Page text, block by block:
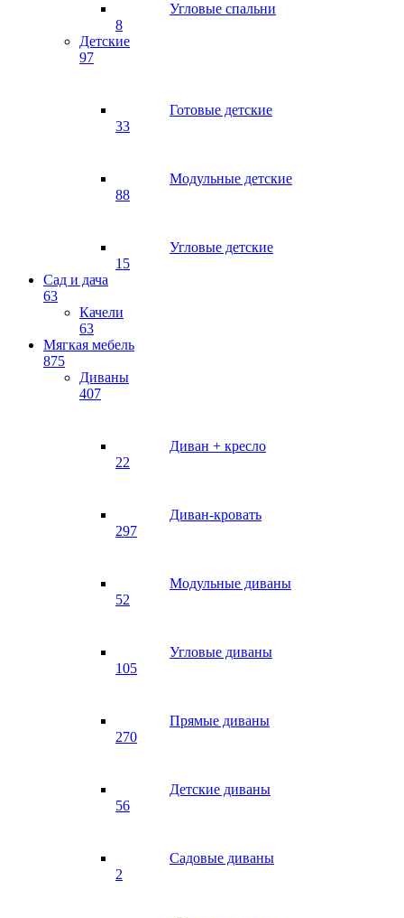
Угловые спальни
8
Детские
97
Готовые детские
33
Модульные детские
88
Угловые детские
15
Сад и дача
63
Качели
63
Мягкая мебель
875
Диваны
407
Диван + кресло
22
Диван-кровать
297
Модульные диваны
52
Угловые диваны
105
Прямые диваны
270
Детские диваны
56
Садовые диваны
2